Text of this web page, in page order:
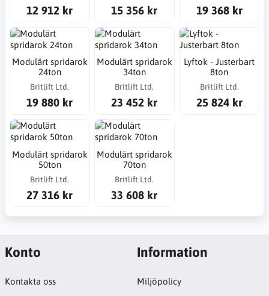
12 912 kr 15 356 kr 19 368 kr
Modulärt spridarok
24ton
Britlift Ltd.
19 880 kr
Modulärt spridarok
34ton
Britlift Ltd.
23 452 kr
Lyftok - Justerbart
8ton
Britlift Ltd.
25 824 kr
Modulärt spridarok
50ton
Britlift Ltd.
27 316 kr
Modulärt spridarok
70ton
Britlift Ltd.
33 608 kr
Konto
Kontakta oss
Information
Miljöpolicy